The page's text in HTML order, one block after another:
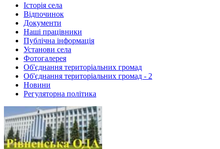
Історія села
Відпочинок
Документи
Наші працівники
Публічна інформація
Установи села
Фотогалерея
Об'єднання територіальних громад
Об'єднання територіальних громад - 2
Новини
Регуляторна політика